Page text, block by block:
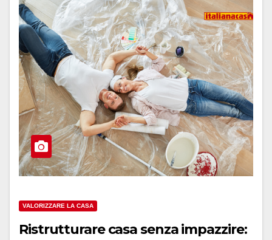
VALORIZZARE LA CASA
Ristrutturare casa senza impazzire: